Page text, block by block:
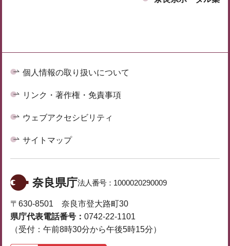
個人情報の取り扱いについて
リンク・著作権・免責事項
ウェブアクセシビリティ
サイトマップ
奈良県庁法人番号： 1000020290009
〒630-8501 奈良市登大路町30
県庁代表電話番号： 0742-22-1101
（受付：午前8時30分から午後5時15分）